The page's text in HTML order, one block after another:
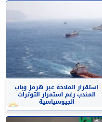
استقرار الملاحة عبر هرمز وباب
المندب رغم استمرار التوترات
الجيوسياسية